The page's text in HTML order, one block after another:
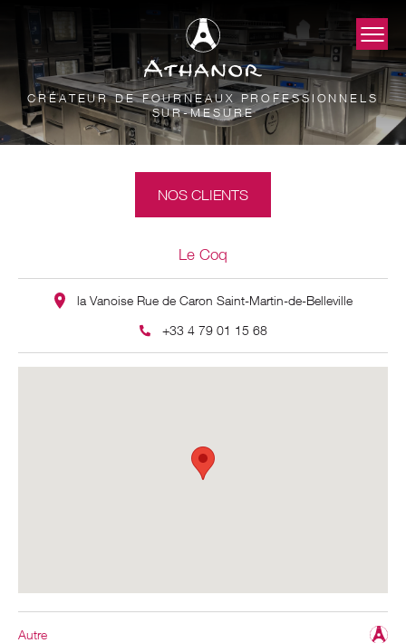
CRÉATEUR DE FOURNEAUX PROFESSIONNELS
SUR-MESURE
NOS CLIENTS
Le Coq
la Vanoise Rue de Caron Saint-Martin-de-Belleville
+33 4 79 01 15 68
Autre